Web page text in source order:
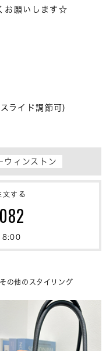
お願いします☆
ライド調節可)
ウィンストン
文する
その他のスタイリング